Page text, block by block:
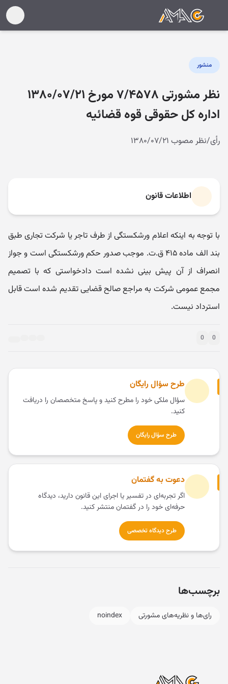
منشور
نظر مشورتی ۷/۴۵۷۸ مورخ ۱۳۸۰/۰۷/۲۱
اداره کل حقوقی قوه قضائیه
رأی/نظر مصوب ۱۳۸۰/۰۷/۲۱
اطلاعات قانون
با توجه به اینکه اعلام ورشکستگی از طرف تاجر یا شرکت تجاری طبق
بند الف ماده ۴۱۵ ق.ت. موجب صدور حکم ورشکستگی است و جواز
انصراف از آن پیش بینی نشده است دادخواستی که با تصمیم
مجمع عمومی شرکت به مراجع صالح قضایی تقدیم شده است قابل
استرداد نیست.
0
0
طرح سؤال رایگان
سؤال ملکی خود را مطرح کنید و پاسخ متخصصان را دریافت
کنید.
طرح سؤال رایگان
دعوت به گفتمان
اگر تجربه‌ای در تفسیر یا اجرای این قانون دارید، دیدگاه
حرفه‌ای خود را در گفتمان منتشر کنید.
طرح دیدگاه تخصصی
برچسب‌ها
رای‌ها و نظریه‌های مشورتی noindex